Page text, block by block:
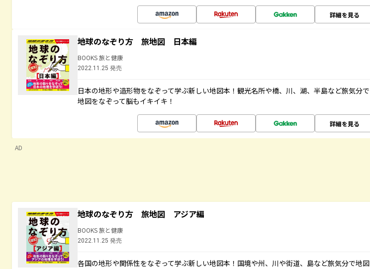
詳細を見る
地球のなぞり方 旅地図 日本編
BOOKS 旅と健康
2022.11.25 発売
日本の地形や造形物をなぞって学ぶ新しい地図本！観光名所や橋、川、湖、半島など旅気分で
地図をなぞって脳もイキイキ！
詳細を見る
AD
地球のなぞり方 旅地図 アジア編
BOOKS 旅と健康
2022.11.25 発売
各国の地形や関係性をなぞって学ぶ新しい地図本！国境や州、川や街道、島など旅気分で地図